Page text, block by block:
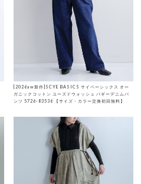
[2026aw新作]SCYE BASICS サイベーシックス オー
ガニックコットン ユーズドウォッシュ バギーデニムパ
ンツ 5726-83536 【サイズ・カラー交換初回無料】